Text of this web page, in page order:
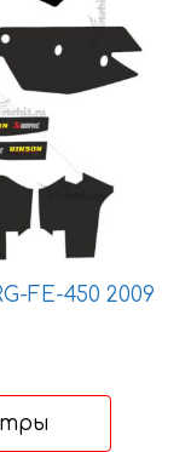
FE-450 2009